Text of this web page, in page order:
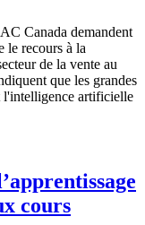
Canada demandent
le recours à la
de la vente au
que les grandes
l'intelligence artificielle
cours